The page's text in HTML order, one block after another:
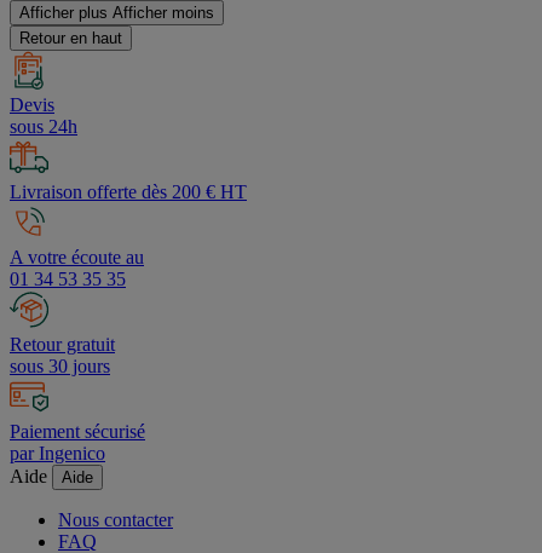
Afficher plus Afficher moins
Retour en haut
Devis
sous 24h
Livraison offerte dès 200 € HT
A votre écoute au
01 34 53 35 35
Retour gratuit
sous 30 jours
Paiement sécurisé
par Ingenico
Aide
Aide
Nous contacter
FAQ